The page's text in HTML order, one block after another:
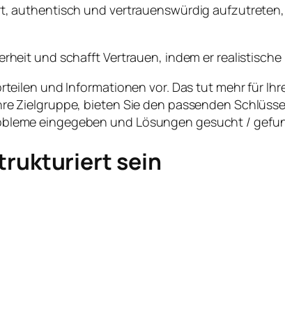
authentisch und vertrauenswürdig
und schafft Vertrauen, indem er
und Informationen vor. Das tut mehr für
Zielgruppe, bieten Sie den passenden
eingegeben und Lösungen gesucht /
sein